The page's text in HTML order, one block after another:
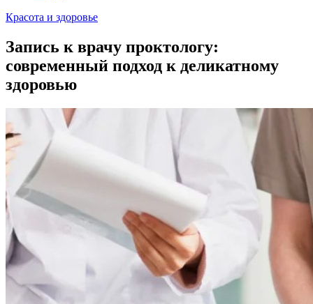
Красота и здоровье
Запись к врачу проктологу:
современный подход к деликатному
здоровью